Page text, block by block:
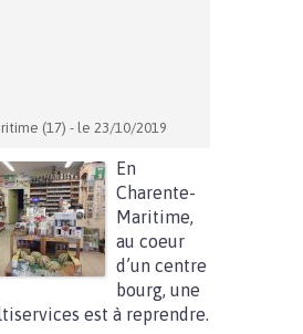
(17) - le 23/10/2019
En
Charente-
Maritime,
au coeur
d’un centre
bourg, une
est à reprendre.